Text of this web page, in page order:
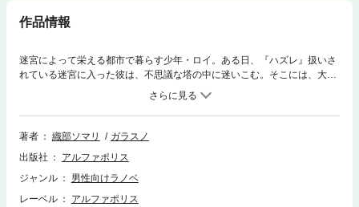
作品情報
迷宮によって栄える都市で暮らす少年・ロイ。ある日、『ハズレ』扱いさ
れている迷宮に入った彼は、不思議な塔の中に迷いこむ。そこには、大量
のレア素材とそれを食べるスライムがいて、その光景を見たロイは、自身
の失われた記憶を思い出す……なんと彼の前世は【製薬】スライムだった
のだ！ ロイは、覚醒したスキルと古代文明の技術で、自由に気ままな製
薬ライフを送ることを決意する――『ハズレ』から始まるまったり薬師ラ
著者 織部ソマリ
ガラスノ
出版社
アルファポリス
ジャンル
男性向けラノベ
レーベル
アルファポリス